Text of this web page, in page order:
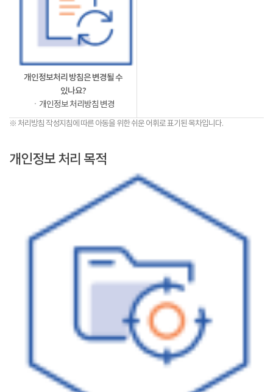
개인정보처리 방침은 변경될 수
있나요?
ㆍ개인정보 처리방침 변경
※ 처리방침 작성지침에 따른 아동을 위한 쉬운 어휘로 표기된 목차입니다.
개인정보 처리 목적